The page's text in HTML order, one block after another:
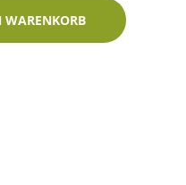
1K Glasurit-Zweischichtlack
WARENKORB